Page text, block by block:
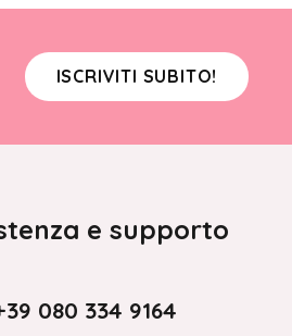
ISCRIVITI SUBITO!
e supporto
080 334 9164